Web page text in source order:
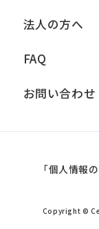
法人の方へ
FAQ
お問い合わせ
「個人情報
Copyright ©